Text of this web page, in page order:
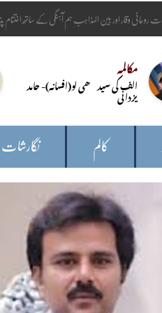
مکالمہ
الف کی سیدھی لو(افسانہ)- حامد
یزدانی
کالم نگارشات